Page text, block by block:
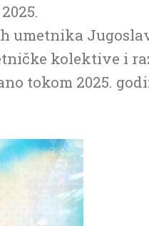
umetnika
kolektive i
tokom 2025.